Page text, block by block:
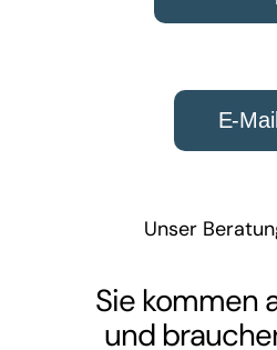
E-Mail
Unser
Sie kommen
und